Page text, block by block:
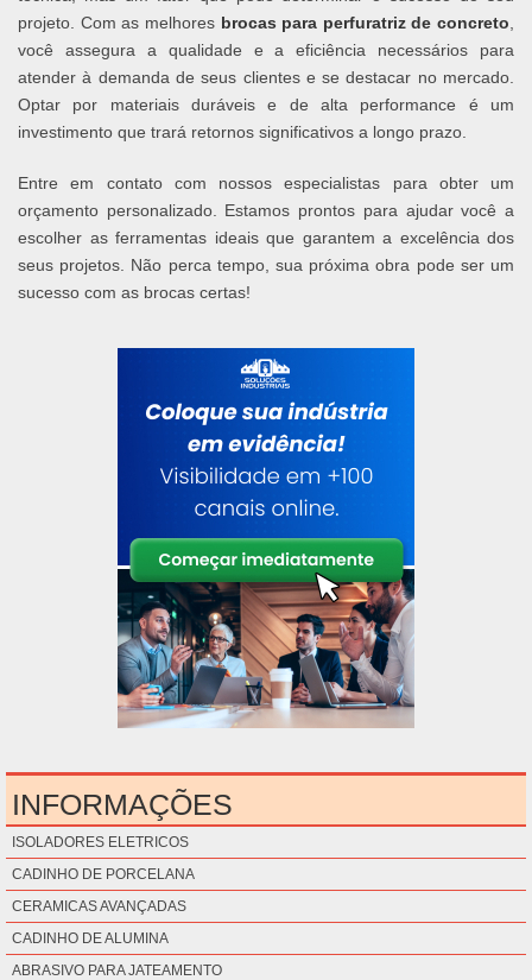
projeto. Com as melhores brocas para perfuratriz de concreto
você assegura a qualidade e a eficiência necessários para
atender à demanda de seus clientes e se destacar no mercado.
Optar por materiais duráveis e de alta performance é um
investimento que trará retornos significativos a longo prazo.
Entre em contato com nossos especialistas para obter um
orçamento personalizado. Estamos prontos para ajudar você a
escolher as ferramentas ideais que garantem a excelência dos
seus projetos. Não perca tempo, sua próxima obra pode ser um
sucesso com as brocas certas!
INFORMAÇÕES
ISOLADORES ELETRICOS
CADINHO DE PORCELANA
CERAMICAS AVANÇADAS
CADINHO DE ALUMINA
ABRASIVO PARA JATEAMENTO